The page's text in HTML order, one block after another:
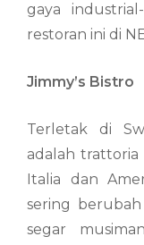
gaya
restoran ini di
Jimmy’s Bistro
Terletak di
adalah trattoria
Italia dan
sering
segar